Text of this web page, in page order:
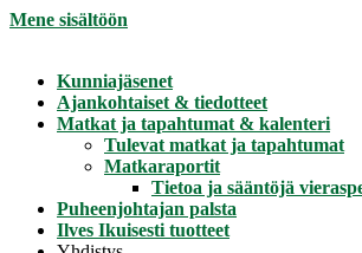
Mene sisältöön
Kunniajäsenet
Ajankohtaiset & tiedotteet
Matkat ja tapahtumat & kalenteri
Tulevat matkat ja tapahtumat
Matkaraportit
Tietoa ja sääntöjä
Puheenjohtajan palsta
Ilves Ikuisesti tuotteet